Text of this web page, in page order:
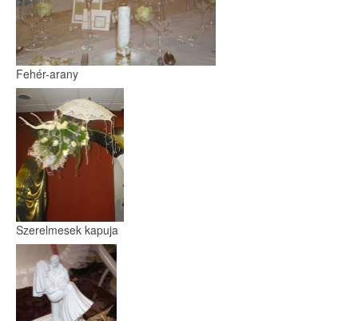
Fehér-arany
Szerelmesek kapuja